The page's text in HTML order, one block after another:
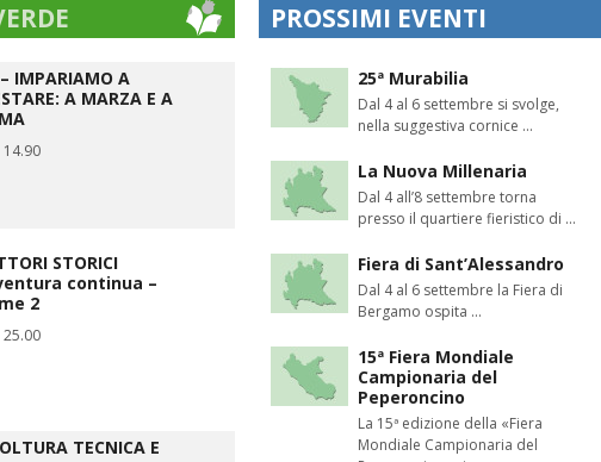
IMPARIAMO A
A MARZA E A
14.90
STORICI
continua –
2
25.00
TECNICA E
PROSSIMI EVENTI
25ª Murabilia
Dal 4 al 6 settembre si svolge,
nella suggestiva cornice ...
La Nuova Millenaria
Dal 4 all’8 settembre torna
presso il quartiere fieristico di ...
Fiera di Sant’Alessandro
Dal 4 al 6 settembre la Fiera di
Bergamo ospita ...
15ª Fiera Mondiale
Campionaria del
Peperoncino
La 15ª edizione della «Fiera
Mondiale Campionaria del